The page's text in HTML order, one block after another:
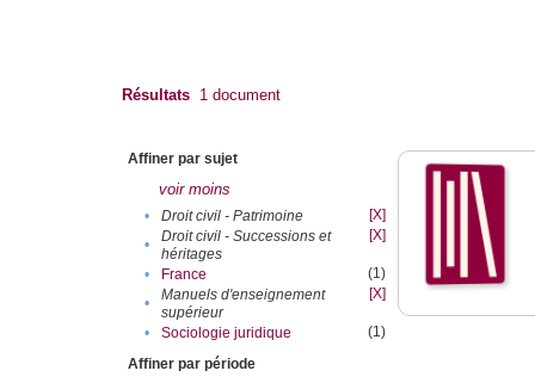
Résultats 1 document
Affiner par sujet
voir moins
• Droit civil - Patrimoine
[X]
•
Droit civil - Successions et
héritages
[X]
• France
(1)
•
Manuels d'enseignement
supérieur
[X]
• Sociologie juridique
(1)
Affiner par période